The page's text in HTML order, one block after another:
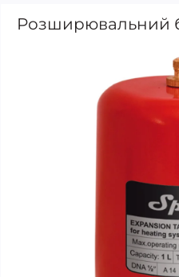
Розширювальний